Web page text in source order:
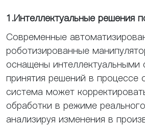
1.Интеллектуальные решения
Современные
роботизированные
оснащены интеллектуальными
принятия решений в процессе
система может
обработки в режиме
анализируя изменения в